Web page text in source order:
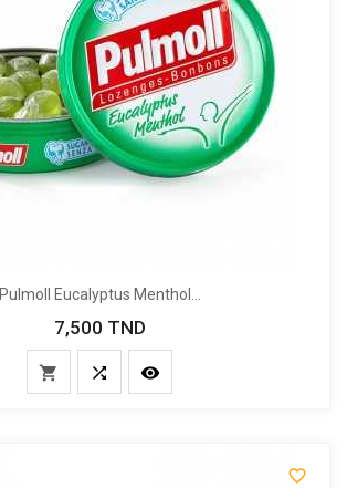
Pulmoll Eucalyptus Menthol...
Prix
7,500 TND
  
